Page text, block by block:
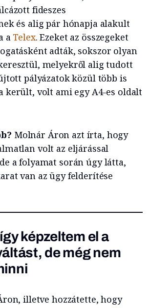
fideszes
és alig pár hónapja alakult
a Telex. Ezeket az összegeket
adták, sokszor olyan
melyekről alig tudott
pályázatok közül több is
került, volt ami egy A4-es oldalt
Molnár Áron azt írta, hogy
volt az eljárással
a folyamat során úgy látta,
van az ügy felderítése
képzeltem el a
de még nem
illetve hozzátette, hogy